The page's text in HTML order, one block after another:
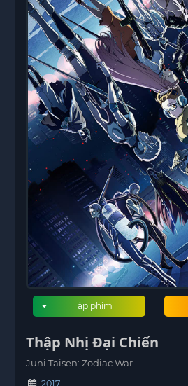
Tập phim
Thập Nhị Đại Chiến
Juni Taisen: Zodiac War
2017